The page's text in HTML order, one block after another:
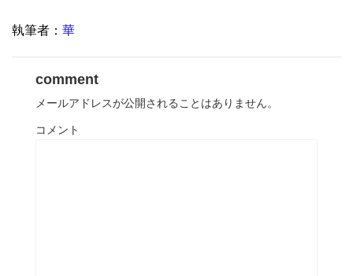
執筆者： 華
comment
メールアドレスが公開されることはありません。
コメント